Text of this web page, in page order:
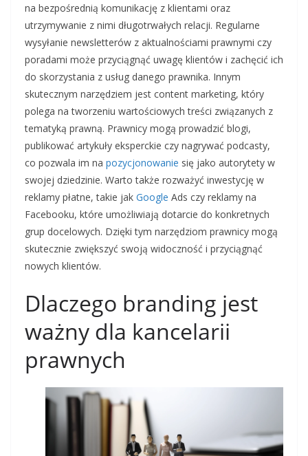
na bezpośrednią komunikację z klientami oraz
utrzymywanie z nimi długotrwałych relacji. Regularne
wysyłanie newsletterów z aktualnościami prawnymi czy
poradami może przyciągnąć uwagę klientów i zachęcić ich
do skorzystania z usług danego prawnika. Innym
skutecznym narzędziem jest content marketing, który
polega na tworzeniu wartościowych treści związanych z
tematyką prawną. Prawnicy mogą prowadzić blogi,
publikować artykuły eksperckie czy nagrywać podcasty,
co pozwala im na pozycjonowanie się jako autorytety w
swojej dziedzinie. Warto także rozważyć inwestycję w
reklamy płatne, takie jak Google Ads czy reklamy na
Facebooku, które umożliwiają dotarcie do konkretnych
grup docelowych. Dzięki tym narzędziom prawnicy mogą
skutecznie zwiększyć swoją widoczność i przyciągnąć
nowych klientów.
Dlaczego branding jest
ważny dla kancelarii
prawnych